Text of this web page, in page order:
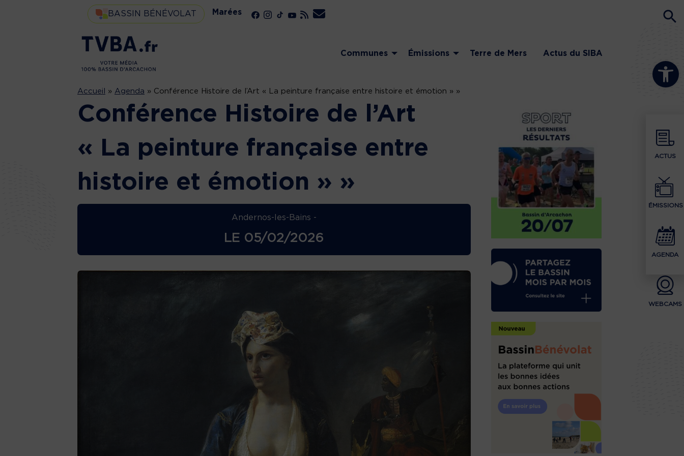
Ouvrir la
ACTUS
ÉMISSIONS
AGENDA
WEBCAMS
BASSIN BÉNÉVOLAT Marées
Communes Émissions Terre de Mers Actus du SIBA
Accueil » Agenda » Conférence Histoire de l’Art « La peinture française entre histoire et émotion » »
Conférence Histoire de l’Art
« La peinture française entre
histoire et émotion » »
Andernos-les-Bains -
LE 05/02/2026